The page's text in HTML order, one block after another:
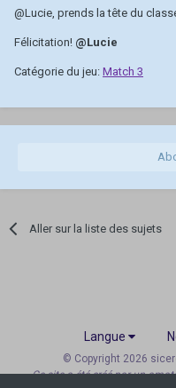
@Lucie , prends la tête du
Félicitation! @Lucie
Catégorie du jeu: Match 3
Aller sur la liste des sujets
Langue
© Copyright 2026
Ce site a été créé par un